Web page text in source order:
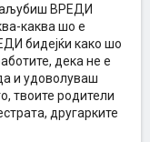
ВРЕДИ
каква шо е
бидејќи како шо
дека не е
и удоволуваш
твоите родители
другарките